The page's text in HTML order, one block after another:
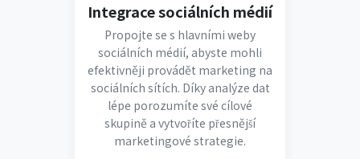
Integrace sociálních médií
Propojte se s hlavními weby
sociálních médií, abyste mohli
efektivněji provádět marketing na
sociálních sítích. Díky analýze dat
lépe porozumíte své cílové
skupině a vytvoříte přesnější
marketingové strategie.